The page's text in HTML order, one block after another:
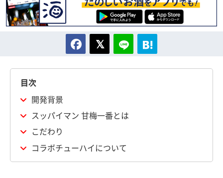
目次
開発背景
スッパイマン 甘梅一番とは
こだわり
コラボチューハイについて